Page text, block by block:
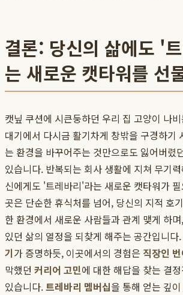
결론: 당신의 삶에도 '
는 새로운 캣타워를 선
캣닢 쿠션에 시큰둥하던 우리 집 고양이 나
대기에서 다시금 활기차게 창밖을 구경하기
는 환경을 바꾸어주는 것만으로도 잃어버렸
있습니다. 반복되는 회사 생활에 지쳐 무기
신에게도 '트레바리'라는 새로운 캣타워가
곳은 단순한 휴식처를 넘어, 당신의 지적 호
한 환경에서 새로운 사람들과 관계 맺게 하
있던 삶의 열정을 되찾게 해주는 공간입니다
기가 증명하듯, 이곳에서의 경험은 직장인
막했던 커리어 고민에 대한 해답을 찾는 결
있습니다.트레바리 멤버십을 통해 얻는 깊